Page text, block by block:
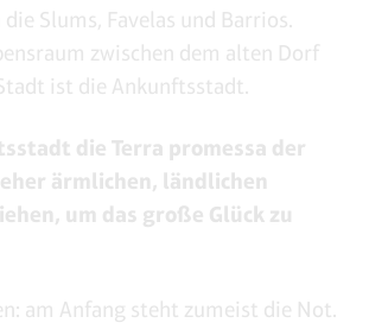
Slums, Favelas und Barrios.
zwischen dem alten Dorf
ist die Ankunftsstadt.
die Terra promessa der
ärmlichen, ländlichen
um das große Glück zu
am Anfang steht zumeist die Not.